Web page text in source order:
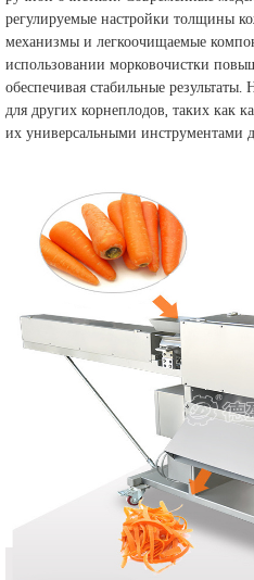
регулируемые настройки толщины
механизмы и легкоочищаемые
использовании морковочистки
обеспечивая стабильные
для других корнеплодов, таких как
их универсальными инструментами